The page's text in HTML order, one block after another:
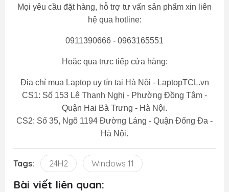
Mọi yêu cầu đặt hàng, hỗ trợ tư vấn sản phẩm xin liên
hệ qua hotline:
0911390666 - 0963165551
Hoặc qua trực tiếp cửa hàng:
Địa chỉ mua Laptop uy tín tại Hà Nội - LaptopTCL.vn
CS1: Số 153 Lê Thanh Nghị - Phường Đồng Tâm -
Quận Hai Bà Trưng - Hà Nội.
CS2: Số 35, Ngõ 1194 Đường Láng - Quận Đống Đa -
Hà Nội.
Tags: 24H2 Windows 11
Bài viết liên quan: